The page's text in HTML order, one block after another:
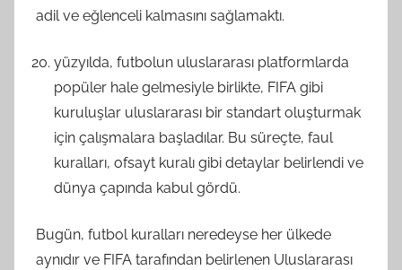
adil ve eğlenceli kalmasını sağlamaktı.
yüzyılda, futbolun uluslararası platformlarda
popüler hale gelmesiyle birlikte, FIFA gibi
kuruluşlar uluslararası bir standart oluşturmak
için çalışmalara başladılar. Bu süreçte, faul
kuralları, ofsayt kuralı gibi detaylar belirlendi ve
dünya çapında kabul gördü.
Bugün, futbol kuralları neredeyse her ülkede
aynıdır ve FIFA tarafından belirlenen Uluslararası